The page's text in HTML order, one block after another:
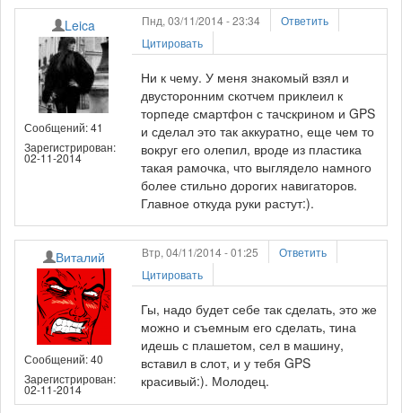
Leica
Сообщений: 41
Зарегистрирован:
02-11-2014
Пнд, 03/11/2014 - 23:34
Ответить
Цитировать
Ни к чему. У меня знакомый взял и
двусторонним скотчем приклеил к
торпеде смартфон с тачскрином и GPS
и сделал это так аккуратно, еще чем то
вокруг его олепил, вроде из пластика
такая рамочка, что выглядело намного
более стильно дорогих навигаторов.
Главное откуда руки растут:).
Виталий
Сообщений: 40
Зарегистрирован:
02-11-2014
Втр, 04/11/2014 - 01:25
Ответить
Цитировать
Гы, надо будет себе так сделать, это же
можно и съемным его сделать, тина
идешь с плашетом, сел в машину,
вставил в слот, и у тебя GPS
красивый:). Молодец.